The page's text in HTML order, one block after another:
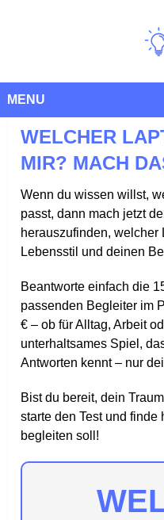
MENU
WELCHER
MIR? MACH
Wenn du wissen willst,
passt, dann mach jetzt
herauszufinden, welcher
Lebensstil und deinen
Beantworte einfach die
passenden Begleiter im
€ – ob für Alltag, Arbeit
unterhaltsames Spiel,
Antworten kennt – nur
Bist du bereit, dein
starte den Test und
begleiten soll!